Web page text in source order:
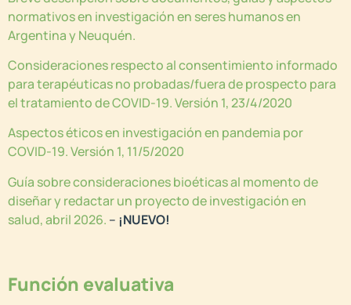
normativos en investigación en seres humanos en
Argentina y Neuquén.
Consideraciones respecto al consentimiento informado
para terapéuticas no probadas/fuera de prospecto para
el tratamiento de COVID-19. Versión 1, 23/4/2020
Aspectos éticos en investigación en pandemia por
COVID-19. Versión 1, 11/5/2020
Guía sobre consideraciones bioéticas al momento de
diseñar y redactar un proyecto de investigación en
salud, abril 2026. – ¡NUEVO!
Función evaluativa